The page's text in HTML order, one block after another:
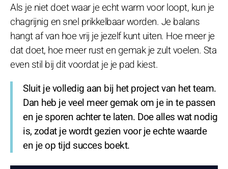
Als je niet doet waar je echt warm voor loopt, kun je
chagrijnig en snel prikkelbaar worden. Je balans
hangt af van hoe vrij je jezelf kunt uiten. Hoe meer je
dat doet, hoe meer rust en gemak je zult voelen. Sta
even stil bij dit voordat je je pad kiest.
Sluit je volledig aan bij het project van het team.
Dan heb je veel meer gemak om je in te passen
en je sporen achter te laten. Doe alles wat nodig
is, zodat je wordt gezien voor je echte waarde
en je op tijd succes boekt.